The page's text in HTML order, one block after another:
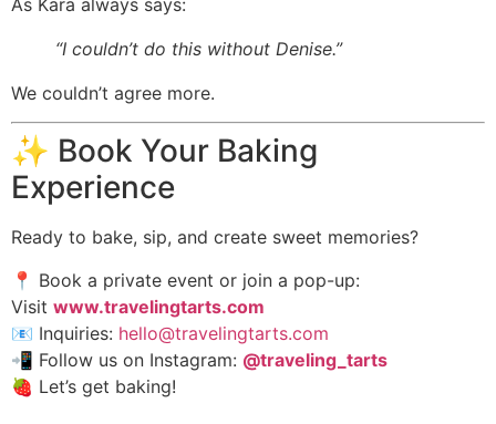
“I couldn’t do this without Denise.”
We couldn’t agree more.
✨ Book Your Baking
Experience
Ready to bake, sip, and create sweet memories?
📍 Book a private event or join a pop-up:
Visit www.travelingtarts.com
📧 Inquiries: hello@travelingtarts.com
📲 Follow us on Instagram: @traveling_tarts
🍓 Let’s get baking!